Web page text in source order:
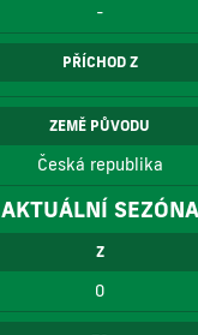
-
PŘÍCHOD Z
ZEMĚ PŮVODU
Česká republika
AKTUÁLNÍ SEZÓNA
Z
0